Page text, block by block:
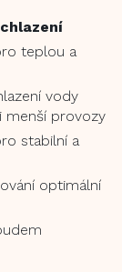
teplou a
vody
menší provozy
stabilní a
optimální